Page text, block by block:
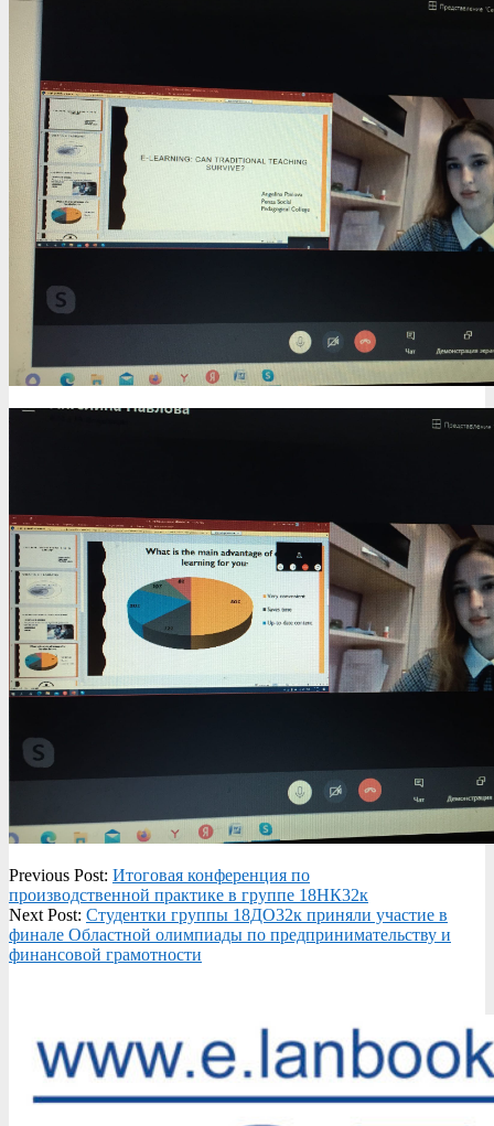
2020-
12-
17
Previous Post: Итоговая конференция по
производственной практике в группе 18НК32к
Next Post: Студентки группы 18ДО32к приняли участие в
финале Областной олимпиады по предпринимательству и
финансовой грамотности